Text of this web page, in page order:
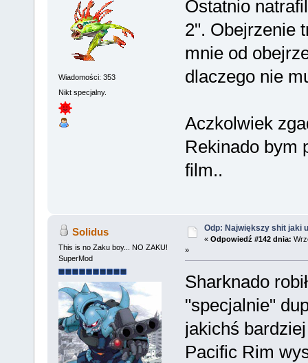
Wiadomości: 353
Nikt specjalny.
Ostatnio
2". Obejrzenie
mnie od
dlaczego nie
Aczkolwiek
Rekinado bym
film..
Solidus
This is no Zaku boy... NO ZAKU!
SuperMod
Odp: Największy shit jaki
« Odpowiedź #142 dnia:
»
Sharknado
"specjalnie"
jakichś
Pacific Rim